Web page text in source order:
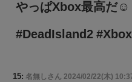
やっぱXbox最高だ☺
#DeadIsland2 #Xbox
15: 名無しさん 2024/02/22(木)